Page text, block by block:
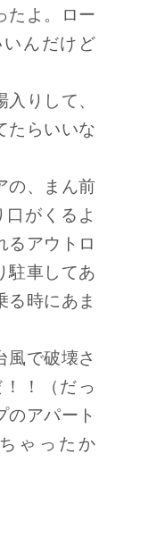
たよ。ロー
んだけど
りして、
たらいいな
の、まん前
がくるよ
るアウトロ
駐車してあ
る時にあま
風で破壊さ
！（だっ
のアパート
ゃったか